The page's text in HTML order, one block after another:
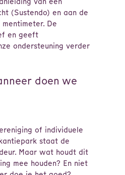
(Sustendo) en aan de
De
en geeft
ondersteuning verder
doen we
of individuele
staat de
Maar wat houdt dit
mee houden? En niet